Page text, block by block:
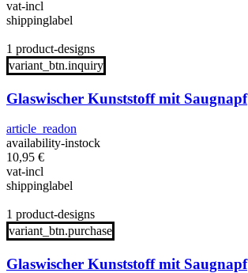
vat-incl
shippinglabel
1 product-designs
variant_btn.inquiry
Glaswischer Kunststoff mit Saugnapf
article_readon
availability-instock
10,95 €
vat-incl
shippinglabel
1 product-designs
variant_btn.purchase
Glaswischer Kunststoff mit Saugnapf